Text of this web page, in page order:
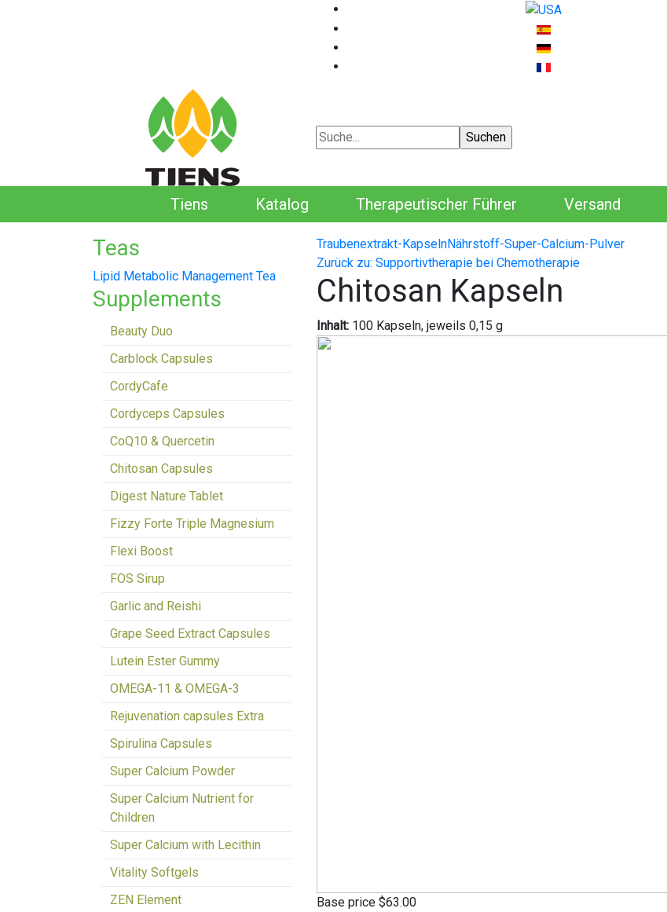
Tiens Katalog Therapeutischer Führer Versand
Traubenextrakt-KapselnNährstoff-Super-Calcium-Pulver
Zurück zu: Supportivtherapie bei Chemotherapie
Chitosan Kapseln
Inhalt: 100 Kapseln, jeweils 0,15 g
Base price $63.00
Teas
Lipid Metabolic Management Tea
Supplements
Beauty Duo
Carblock Capsules
CordyCafe
Cordyceps Capsules
CoQ10 & Quercetin
Chitosan Capsules
Digest Nature Tablet
Fizzy Forte Triple Magnesium
Flexi Boost
FOS Sirup
Garlic and Reishi
Grape Seed Extract Capsules
Lutein Ester Gummy
OMEGA-11 & OMEGA-3
Rejuvenation capsules Extra
Spirulina Capsules
Super Calcium Powder
Super Calcium Nutrient for
Children
Super Calcium with Lecithin
Vitality Softgels
ZEN Element